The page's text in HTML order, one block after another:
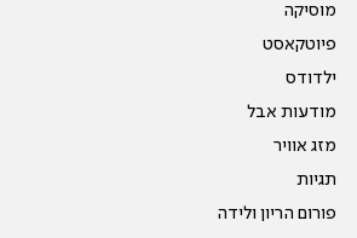
מוסיקה
פיוטקאסט
ילדודס
מודעות אבל
מזג אוויר
תגיות
פורום הריון ולידה